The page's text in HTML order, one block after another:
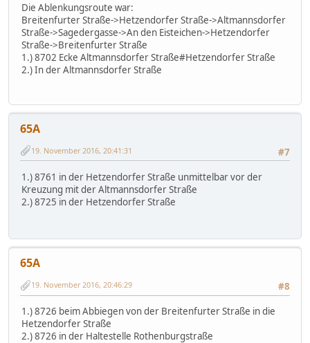
Die Ablenkungsroute war:
Breitenfurter Straße->Hetzendorfer Straße->Altmannsdorfer
Straße->Sagedergasse->An den Eisteichen->Hetzendorfer
Straße->Breitenfurter Straße
1.) 8702 Ecke Altmannsdorfer Straße#Hetzendorfer Straße
2.) In der Altmannsdorfer Straße
65A
#7
19. November 2016, 20:41:31
1.) 8761 in der Hetzendorfer Straße unmittelbar vor der
Kreuzung mit der Altmannsdorfer Straße
2.) 8725 in der Hetzendorfer Straße
65A
#8
19. November 2016, 20:46:29
1.) 8726 beim Abbiegen von der Breitenfurter Straße in die
Hetzendorfer Straße
2.) 8726 in der Haltestelle Rothenburgstraße